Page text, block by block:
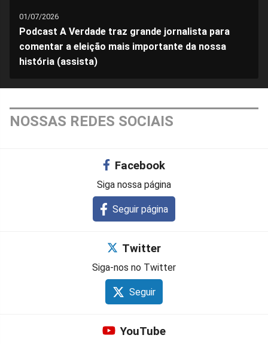
01/07/2026
Podcast A Verdade traz grande jornalista para
comentar a eleição mais importante da nossa
história (assista)
NOSSAS REDES SOCIAIS
Facebook
Siga nossa página
Seguir página
Twitter
Siga-nos no Twitter
Seguir
YouTube